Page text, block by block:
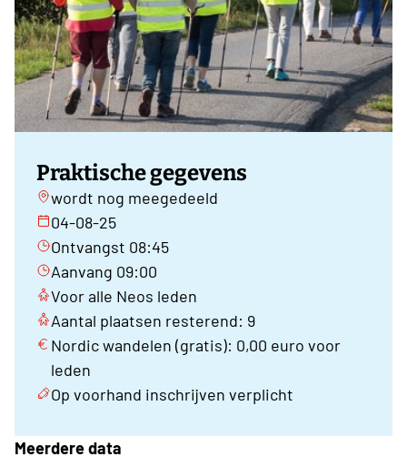
Praktische gegevens
wordt nog meegedeeld
04-08-25
Ontvangst 08:45
Aanvang 09:00
Voor alle Neos leden
Aantal plaatsen resterend: 9
Nordic wandelen (gratis): 0,00 euro voor
leden
Op voorhand inschrijven verplicht
Meerdere data